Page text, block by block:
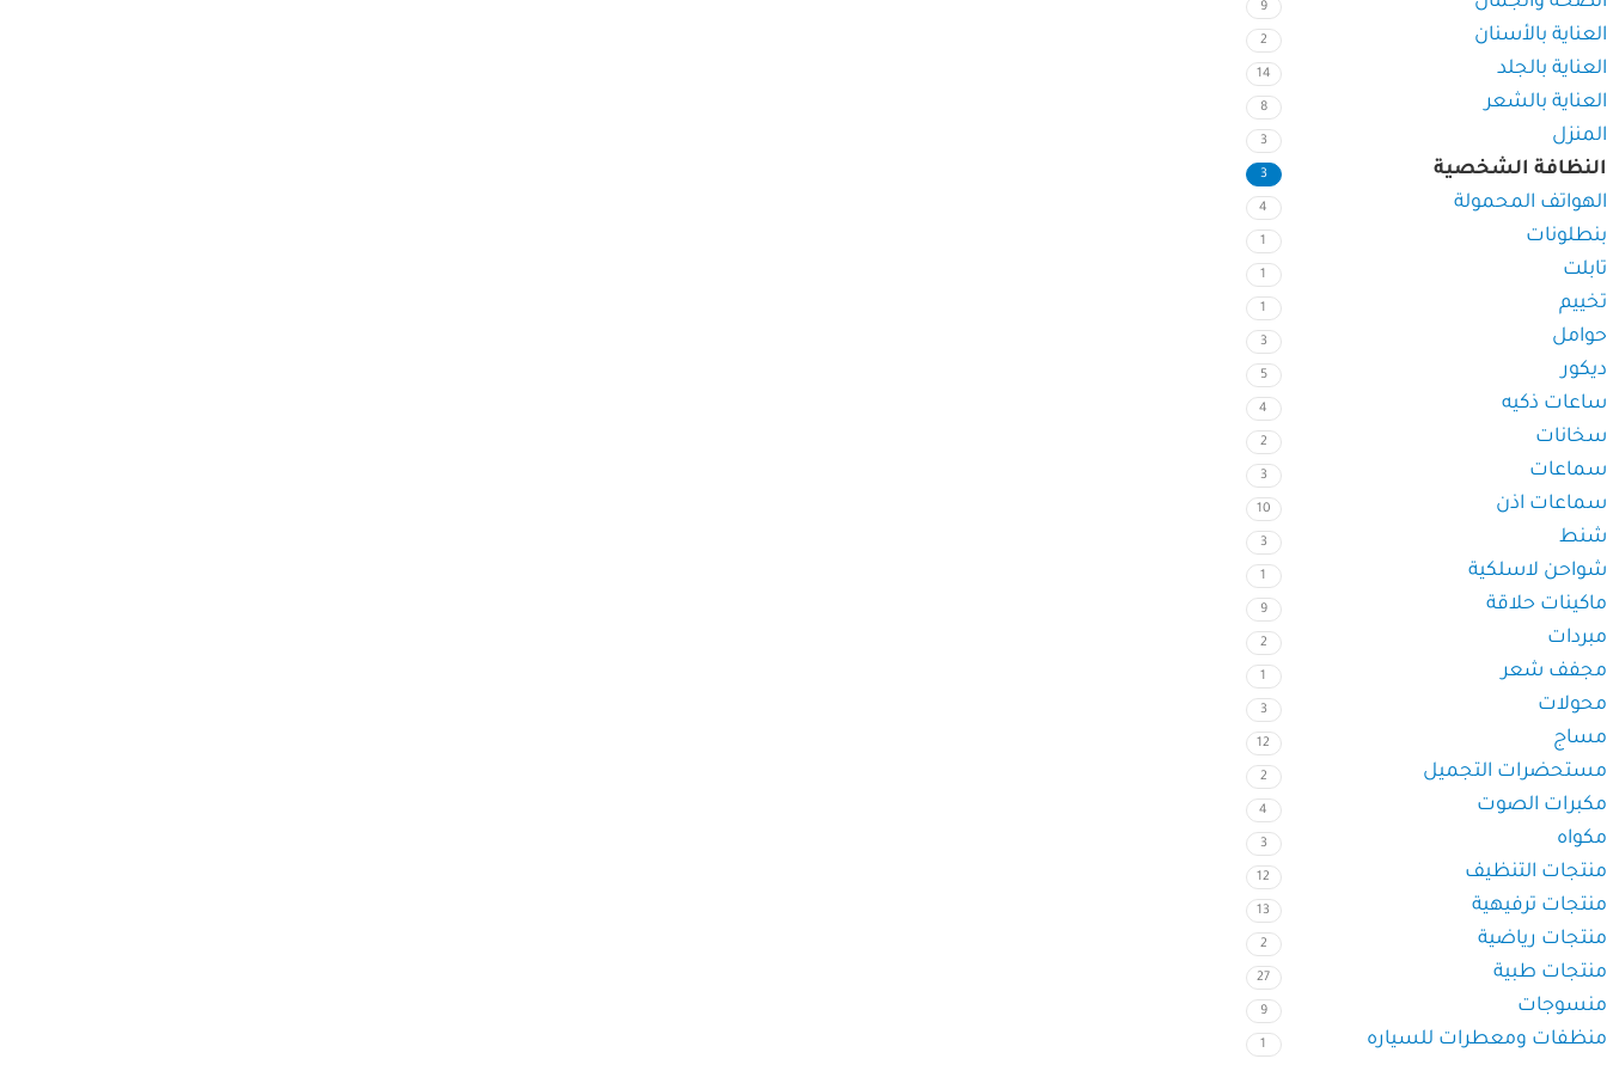
9
العناية بالأسنان 2
العناية بالجلد 14
العناية بالشعر 8
المنزل 3
النظافة الشخصية 3
الهواتف المحمولة 4
بنطلونات 1
تابلت 1
تخييم 1
حوامل 3
ديكور 5
ساعات ذكيه 4
سخانات 2
سماعات 3
سماعات اذن 10
شنط 3
شواحن لاسلكية 1
ماكينات حلاقة 9
مبردات 2
مجفف شعر 1
محولات 3
مساج 12
مستحضرات التجميل 2
مكبرات الصوت 4
مكواه 3
منتجات التنظيف 12
منتجات ترفيهية 13
منتجات رياضية 2
منتجات طبية 27
منسوجات 9
منظفات ومعطرات للسياره 1